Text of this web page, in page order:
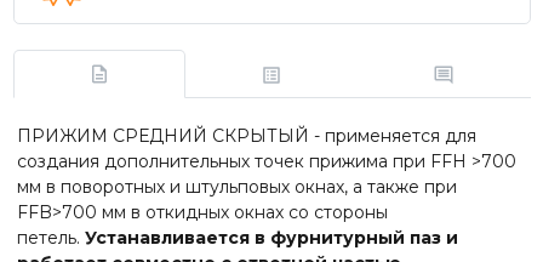
ПРИЖИМ СРЕДНИЙ СКРЫТЫЙ - применяется для
создания дополнительных точек прижима при FFH >700
мм в поворотных и штульповых окнах, а также при
FFB>700 мм в откидных окнах со стороны
петель. Устанавливается в фурнитурный паз и